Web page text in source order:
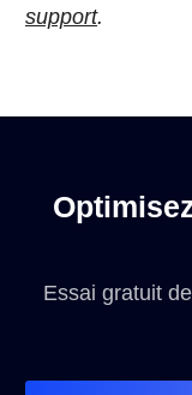
support.
Essai gratuit